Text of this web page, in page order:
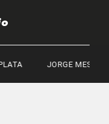
JORGE MESSI